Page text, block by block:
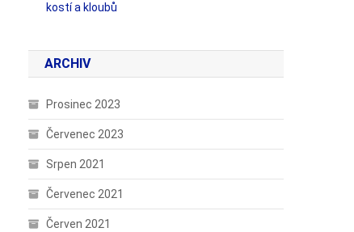
kostí a kloubů
ARCHIV
Prosinec 2023
Červenec 2023
Srpen 2021
Červenec 2021
Červen 2021